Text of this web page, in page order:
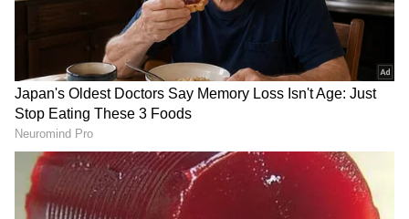
ಕ್ರಿಶ್ಚಿಯನ್‌ ಸಂಪ್ರದಾಯದಂತೆ ಪ್ರಕಾಶ್‌ ರಾಜ್‌ ತಾಯಿ
ಅಂತಿಮ ಸಂಸ್ಕಾರ, ಬೆಂಗಳೂರಲ್ಲಿ ಅಂತ್ಯಕ್ರಿಯೆ
ನಡೆದಿದ್ದೆಲ್ಲಿ?
ಧರ್ಮಸ್ಥಳ ವಿರುದ್ಧ ಕೇರಳ ಫಂಡಿಂಗ್, ಚಿತ್ರದುರ್ಗ
ಕನೆಕ್ಷನ್, 200 ಕೋಟಿ ಡೀಲ್ ಸೀಕ್ರೆಟ್ ಬಿಚ್ಚಿಟ್ಟ ಮಾಸ್ಕ್
ಮ್ಯಾನ್
RECOMMENDED STORIES